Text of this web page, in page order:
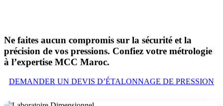
Ne faites aucun compromis sur la sécurité et la
précision de vos pressions. Confiez votre métrologie
à l’expertise MCC Maroc.
DEMANDER UN DEVIS D’ÉTALONNAGE DE PRESSION